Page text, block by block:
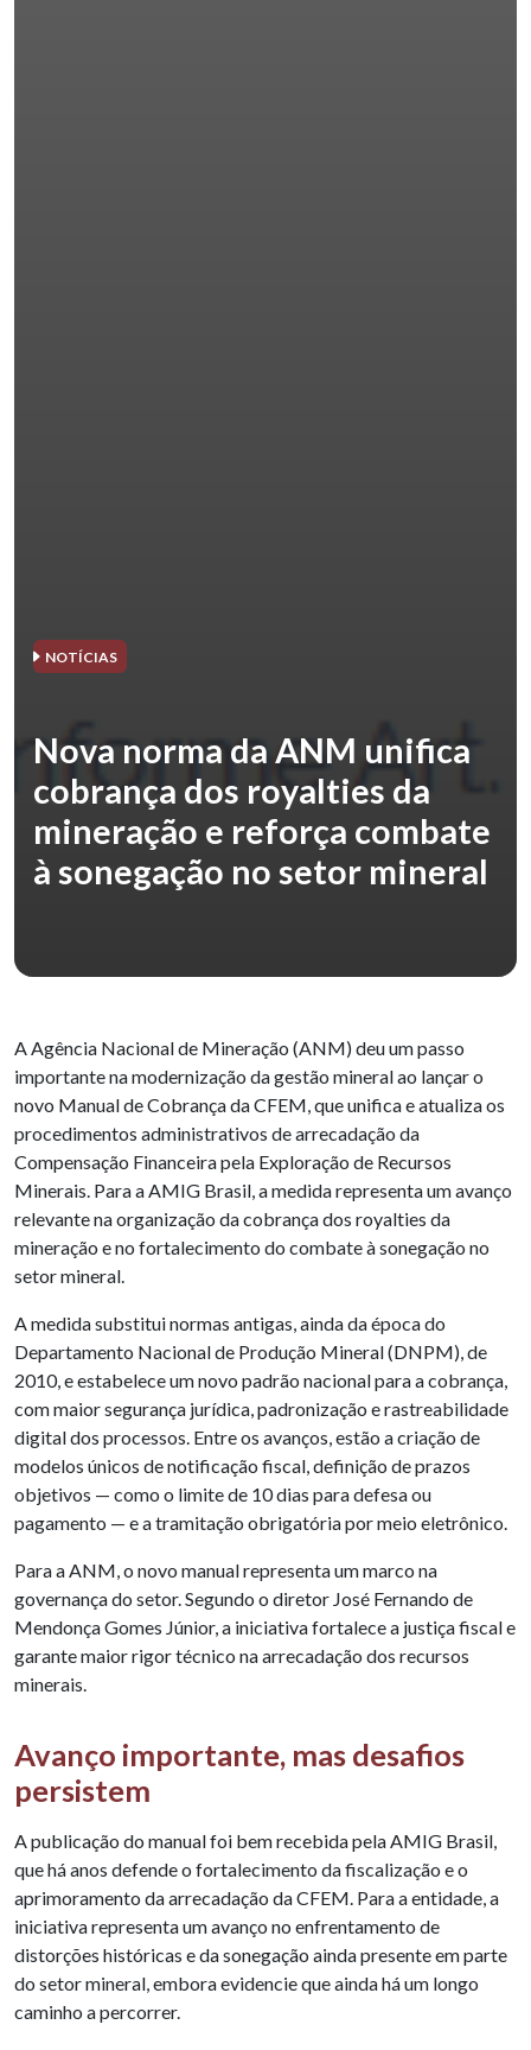
NOTÍCIAS
Nova norma da ANM unifica
cobrança dos royalties da
mineração e reforça combate
à sonegação no setor mineral
A Agência Nacional de Mineração (ANM) deu um passo
importante na modernização da gestão mineral ao lançar o
novo Manual de Cobrança da CFEM, que unifica e atualiza os
procedimentos administrativos de arrecadação da
Compensação Financeira pela Exploração de Recursos
Minerais. Para a AMIG Brasil, a medida representa um avanço
relevante na organização da cobrança dos royalties da
mineração e no fortalecimento do combate à sonegação no
setor mineral.
A medida substitui normas antigas, ainda da época do
Departamento Nacional de Produção Mineral (DNPM), de
2010, e estabelece um novo padrão nacional para a cobrança,
com maior segurança jurídica, padronização e rastreabilidade
digital dos processos. Entre os avanços, estão a criação de
modelos únicos de notificação fiscal, definição de prazos
objetivos — como o limite de 10 dias para defesa ou
pagamento — e a tramitação obrigatória por meio eletrônico.
Para a ANM, o novo manual representa um marco na
governança do setor. Segundo o diretor José Fernando de
Mendonça Gomes Júnior, a iniciativa fortalece a justiça fiscal e
garante maior rigor técnico na arrecadação dos recursos
minerais.
Avanço importante, mas desafios
persistem
A publicação do manual foi bem recebida pela AMIG Brasil,
que há anos defende o fortalecimento da fiscalização e o
aprimoramento da arrecadação da CFEM. Para a entidade, a
iniciativa representa um avanço no enfrentamento de
distorções históricas e da sonegação ainda presente em parte
do setor mineral, embora evidencie que ainda há um longo
caminho a percorrer.